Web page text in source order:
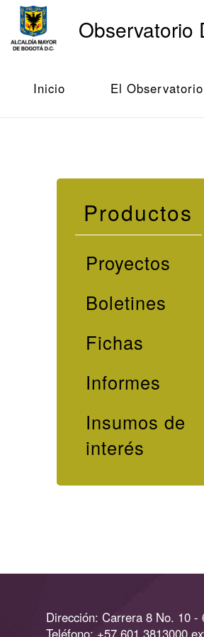
Pasar
contenido
principal
Observatorio
Main
navigation
Inicio El Observatorio
Productos
Proyectos
Boletines
Fichas
Informes
Insumos de
interés
Dirección: Carrera 8 No. 10 -
Teléfono: +57 601 3813000